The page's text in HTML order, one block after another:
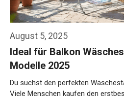
August 5, 2025
Ideal für Balkon
Modelle 2025
Du suchst den perfekten
Viele Menschen kaufen den